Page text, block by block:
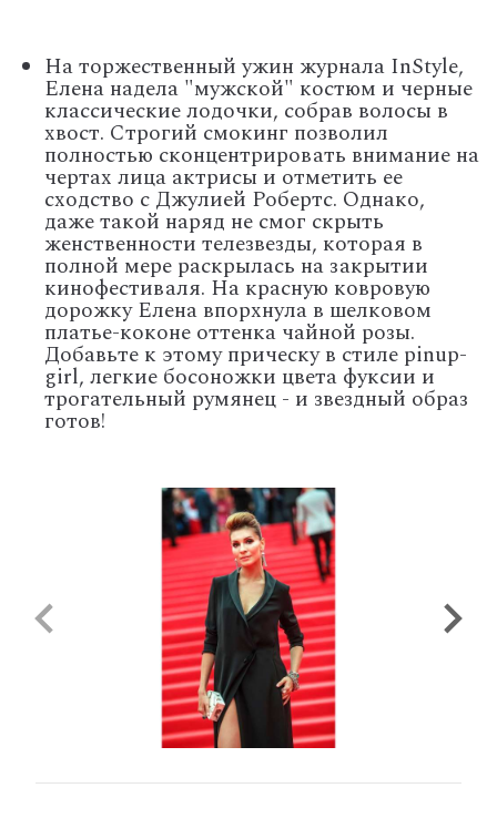
На торжественный ужин журнала InStyle,
Елена надела "мужской" костюм и черные
классические лодочки, собрав волосы в
хвост. Строгий смокинг позволил
полностью сконцентрировать внимание на
чертах лица актрисы и отметить ее
сходство с Джулией Робертс. Однако,
даже такой наряд не смог скрыть
женственности телезвезды, которая в
полной мере раскрылась на закрытии
кинофестиваля. На красную ковровую
дорожку Елена впорхнула в шелковом
платье-коконе оттенка чайной розы.
Добавьте к этому прическу в стиле pinup-
girl, легкие босоножки цвета фуксии и
трогательный румянец - и звездный образ
готов!